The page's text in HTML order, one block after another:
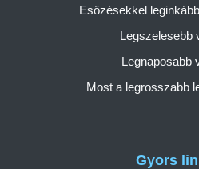
Gyors
Esőzésekkel
Legszelesebb
Legnaposabb
Most a legrosszabb